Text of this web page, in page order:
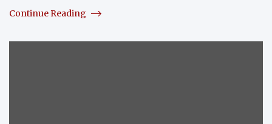
Continue Reading